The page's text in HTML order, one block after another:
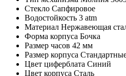
Стекло Сапфировое
Водостойкость 3 atm
Материал Нержавеющая
Форма корпуса Бочка
Размер часов 42 мм
Размер корпуса
Цвет циферблата Синий
Цвет корпуса Сталь